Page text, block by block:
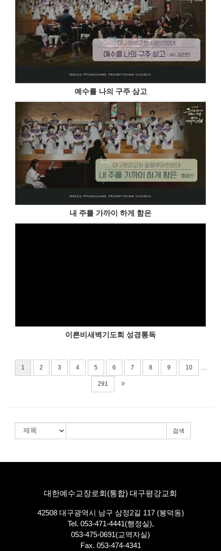
예수를 나의 구주 삼고
내 주를 가까이 하게 함은
이른비새벽기도회 성경통독
1 2 3 4 5 6 7 8 9 10
291
검색
대한예수교장로회(통합) 대구평강교회
42508 대구광역시 남구 삼정2길 117 (봉덕동)
Tel. 053-471-4441(행정실),
053-475-0691(교역자실)
Fax. 053-474-4341